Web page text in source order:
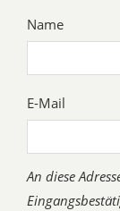
Name
E-Mail
An diese